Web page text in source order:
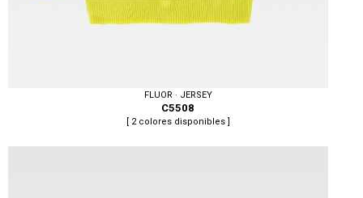
FLUOR · JERSEY
C5508
[ 2 colores disponibles ]